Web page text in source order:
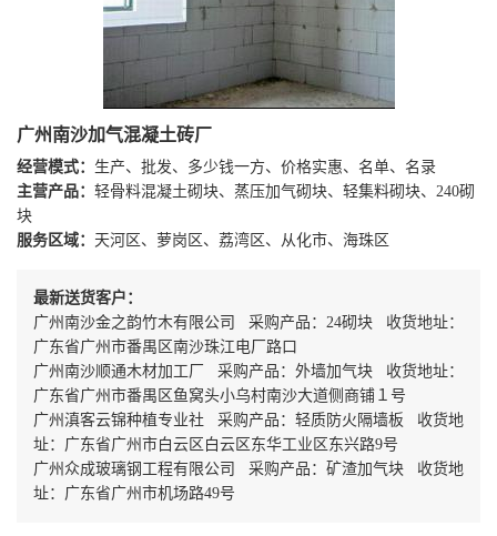
广州南沙加气混凝土砖厂
经营模式： 生产、批发、多少钱一方、价格实惠、名单、名录
主营产品： 轻骨料混凝土砌块、蒸压加气砌块、轻集料砌块、240砌
块
服务区域： 天河区、萝岗区、荔湾区、从化市、海珠区
最新送货客户：
广州南沙金之韵竹木有限公司 采购产品：24砌块 收货地址：
广东省广州市番禺区南沙珠江电厂路口
广州南沙顺通木材加工厂 采购产品：外墙加气块 收货地址：
广东省广州市番禺区鱼窝头小乌村南沙大道侧商铺１号
广州滇客云锦种植专业社 采购产品：轻质防火隔墙板 收货地
址：广东省广州市白云区白云区东华工业区东兴路9号
广州众成玻璃钢工程有限公司 采购产品：矿渣加气块 收货地
址：广东省广州市机场路49号